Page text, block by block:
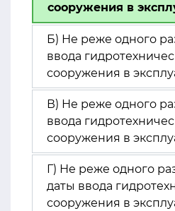
сооружения в
Б) Не реже одного
ввода
сооружения в
В) Не реже одного
ввода
сооружения в
Г) Не реже одного
даты ввода
сооружения в